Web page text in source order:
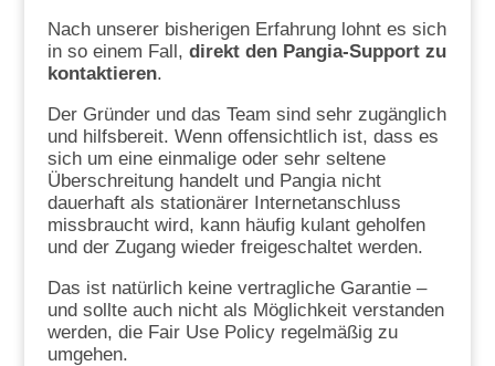
Nach unserer bisherigen Erfahrung lohnt es sich
in so einem Fall, direkt den Pangia-Support zu
kontaktieren.
Der Gründer und das Team sind sehr zugänglich
und hilfsbereit. Wenn offensichtlich ist, dass es
sich um eine einmalige oder sehr seltene
Überschreitung handelt und Pangia nicht
dauerhaft als stationärer Internetanschluss
missbraucht wird, kann häufig kulant geholfen
und der Zugang wieder freigeschaltet werden.
Das ist natürlich keine vertragliche Garantie –
und sollte auch nicht als Möglichkeit verstanden
werden, die Fair Use Policy regelmäßig zu
umgehen.